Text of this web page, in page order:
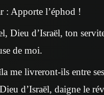
: Apporte l’éphod !
Dieu d’Israël, ton
de moi.
me livreront-ils entre
d’Israël, daigne le